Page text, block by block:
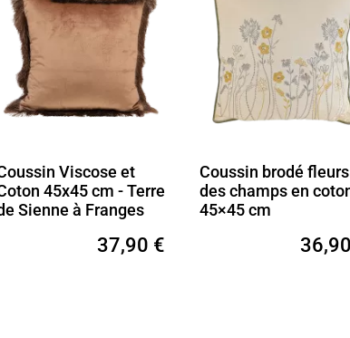
Coussin brodé fleurs
des champs en coton –
45×45 cm
36,90 €
Coussin Velours Kaki
45x45 cm – Finition
Franges Soyeuses